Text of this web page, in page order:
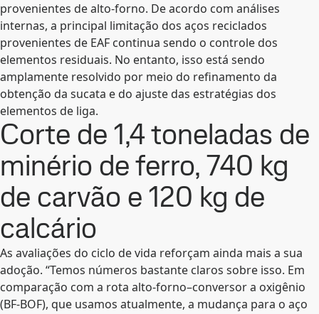
provenientes de alto-forno. De acordo com análises
internas, a principal limitação dos aços reciclados
provenientes de EAF continua sendo o controle dos
elementos residuais. No entanto, isso está sendo
amplamente resolvido por meio do refinamento da
obtenção da sucata e do ajuste das estratégias dos
elementos de liga.
Corte de 1,4 toneladas de
minério de ferro, 740 kg
de carvão e 120 kg de
calcário
As avaliações do ciclo de vida reforçam ainda mais a sua
adoção. “Temos números bastante claros sobre isso. Em
comparação com a rota alto-forno–conversor a oxigênio
(BF-BOF), que usamos atualmente, a mudança para o aço